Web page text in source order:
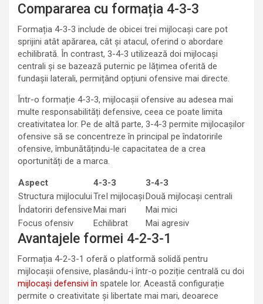
Compararea cu formația 4-3-3
Formația 4-3-3 include de obicei trei mijlocași care pot
sprijini atât apărarea, cât și atacul, oferind o abordare
echilibrată. În contrast, 3-4-3 utilizează doi mijlocași
centrali și se bazează puternic pe lățimea oferită de
fundașii laterali, permițând opțiuni ofensive mai directe.
Într-o formație 4-3-3, mijlocașii ofensive au adesea mai
multe responsabilități defensive, ceea ce poate limita
creativitatea lor. Pe de altă parte, 3-4-3 permite mijlocașilor
ofensive să se concentreze în principal pe îndatoririle
ofensive, îmbunătățindu-le capacitatea de a crea
oportunități de a marca.
Aspect 4-3-3
3-4-3
Structura mijloculuiTreI mijlocașiDouă mijlocași centrali
Îndatoriri defensiveMai mari
Mai mici
Focus ofensiv
Echilibrat Mai agresiv
Avantajele formei 4-2-3-1
Formația 4-2-3-1 oferă o platformă solidă pentru
mijlocașii ofensive, plasându-i într-o poziție centrală cu doi
mijlocași defensivi în spatele lor. Această configurație
permite o creativitate și libertate mai mari, deoarece